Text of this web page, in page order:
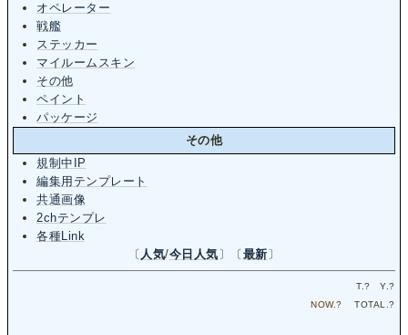
オペレーター
戦艦
ステッカー
マイルームスキン
その他
ペイント
パッケージ
その他
規制中IP
編集用テンプレート
共通画像
2chテンプレ
各種Link
〔 人気/今日人気 〕〔 最新 〕
T.? Y.?
NOW.? TOTAL.?